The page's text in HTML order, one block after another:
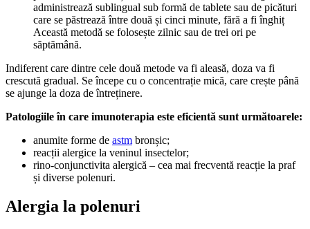
administrează sublingual sub formă de tablete sau de picături
care se păstrează între două și cinci minute, fără a fi înghiț
Această metodă se folosește zilnic sau de trei ori pe
săptămână.
Indiferent care dintre cele două metode va fi aleasă, doza va fi
crescută gradual. Se începe cu o concentrație mică, care crește până
se ajunge la doza de întreținere.
Patologiile în care imunoterapia este eficientă sunt următoarele:
anumite forme de astm bronșic;
reacții alergice la veninul insectelor;
rino-conjunctivita alergică – cea mai frecventă reacție la praf
și diverse polenuri.
Alergia la polenuri